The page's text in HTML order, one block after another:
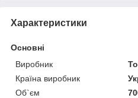
Характеристики
Основні
Виробник
Країна виробник
Об`єм